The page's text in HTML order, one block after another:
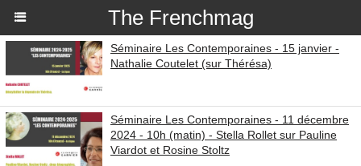
The Frenchmag
Séminaire Les Contemporaines - 15 janvier -
Nathalie Coutelet (sur Thérésa)
Séminaire Les Contemporaines - 11 décembre
2024 - 10h (matin) - Stella Rollet sur Pauline
Viardot et Rosine Stoltz